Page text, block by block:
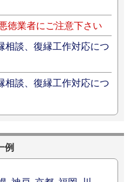
徳業者にご注意下さい
相談、復縁工作対応につ
相談、復縁工作対応につ
例